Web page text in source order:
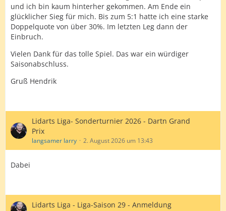
und ich bin kaum hinterher gekommen. Am Ende ein
glücklicher Sieg für mich. Bis zum 5:1 hatte ich eine starke
Doppelquote von über 30%. Im letzten Leg dann der
Einbruch.
Vielen Dank für das tolle Spiel. Das war ein würdiger
Saisonabschluss.
Gruß Hendrik
Lidarts Liga- Sonderturnier 2026 - Dartn Grand
Prix
langsamer larry 2. August 2026 um 13:43
Dabei
Lidarts Liga - Liga-Saison 29 - Anmeldung